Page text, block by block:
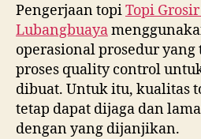
Pengerjaan topiTopi
Lubangbuaya
operasional prosedur
proses quality control
dibuat. Untuk itu, kualitas
tetap dapat dijaga dan
dengan yang dijanjikan.